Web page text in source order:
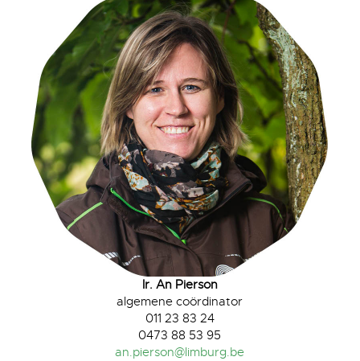
Ir. An Pierson
algemene coördinator
011 23 83 24
0473 88 53 95
an.pierson@limburg.be